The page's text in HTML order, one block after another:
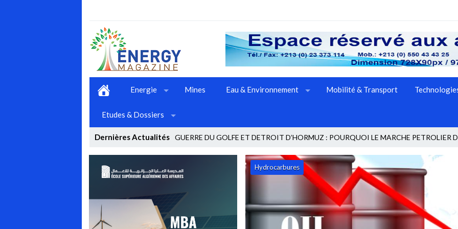
Energie Mines Eau & Environnement Mobilité & Transport
Etudes & Dossiers
Dernières Actualités GUERRE DU GOLFE ET DETROIT D’HORMUZ : POURQUOI LE MARCHE PETROLIER
Stop
Previous
Next
Hydrocarbures